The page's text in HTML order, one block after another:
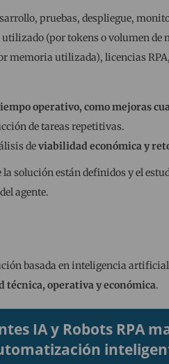
pruebas, despliegue,
utilizado (por tokens o volumen de
memoria utilizada), licencias
operativo, como mejoras
de tareas repetitivas.
deviabilidad económica y
solución están definidos y el
agente.
basada en inteligencia
técnica, operativa y económica.
IA y Robots RPA